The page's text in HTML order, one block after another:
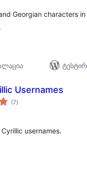
Georgian characters
Usernames
(7საერთო
რეიტინგი
)
usernames.